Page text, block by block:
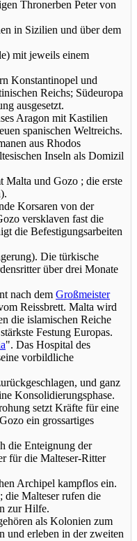
Thronerben Peter von
in Sizilien und über dem
mit jeweils einem
Konstantinopel und
Reichs; Südeuropa
ausgesetzt.
Aragon mit Kastilien
spanischen Weltreichs.
aus Rhodos
Inseln als Domizil
Malta und Gozo ; die erste
Korsaren von der
versklaven fast die
die Befestigungsarbeiten
Die türkische
über drei Monate
nach dem Großmeister
Reissbrett. Malta wird
die islamischen Reiche
Festung Europas.
". Das Hospital des
vorbildliche
und ganz
Konsolidierungsphase.
setzt Kräfte für eine
ein grossartiges
die Enteignung der
für die Malteser-Ritter
Archipel kampflos ein.
die Malteser rufen die
zur Hilfe.
als Kolonien zum
und erleben in der zweiten